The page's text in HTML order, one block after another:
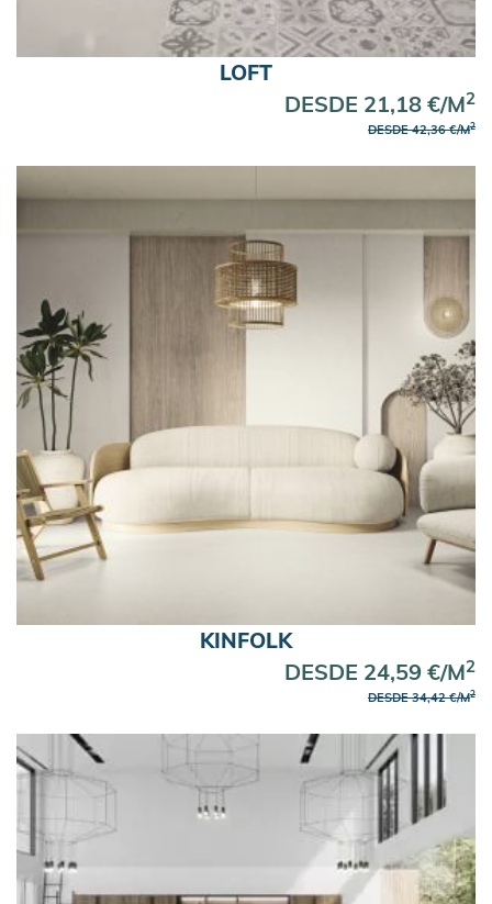
LOFT
DESDE 21,18 €/M2
DESDE 42,36 €/M2
KINFOLK
DESDE 24,59 €/M2
DESDE 34,42 €/M2